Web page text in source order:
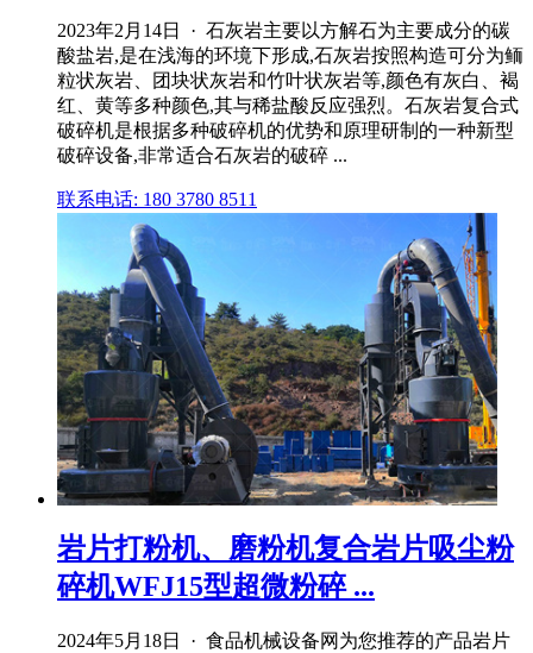
2023年2月14日 · 石灰岩主要以方解石为主要成分的碳
酸盐岩,是在浅海的环境下形成,石灰岩按照构造可分为鲕
粒状灰岩、团块状灰岩和竹叶状灰岩等,颜色有灰白、褐
红、黄等多种颜色,其与稀盐酸反应强烈。石灰岩复合式
破碎机是根据多种破碎机的优势和原理研制的一种新型
破碎设备,非常适合石灰岩的破碎 ...
联系电话: 180 3780 8511
岩片打粉机、磨粉机复合岩片吸尘粉
碎机WFJ15型超微粉碎 ...
2024年5月18日 · 食品机械设备网为您推荐的产品岩片